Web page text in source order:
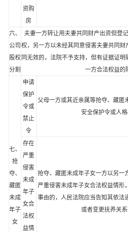
资购
房
六、
公司
股权
分割
夫妻一方转让用夫妻共同财产出资但登
权，另一方以未经其同意侵害夫妻共同
同无效的，法院不予支持，但有证据证
一方合法权益的
七、
抢
夺、
藏匿
未成
年子
女
申请
保护
令或
禁止
令
父母一方或其近亲属等抢夺、藏匿
安全保护令或人格
存在
严重
侵害
未成
年子
女合
法权
益情
抢夺、藏匿未成年子女一方以另一
严重侵害未成年子女合法权益情形
事由的，人民法院应当告知其依法
或者变更抚养关系